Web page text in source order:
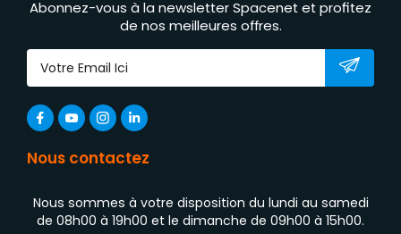
Abonnez-vous à la newsletter Spacenet et profitez
de nos meilleures offres.
Nous contactez
Nous sommes à votre disposition du lundi au samedi
de 08h00 à 19h00 et le dimanche de 09h00 à 15h00.